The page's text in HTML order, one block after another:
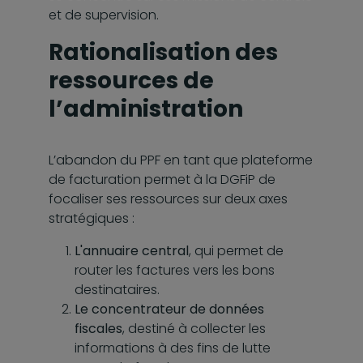
et de supervision.
Rationalisation des
ressources de
l’administration
L’abandon du PPF en tant que plateforme
de facturation permet à la DGFiP de
focaliser ses ressources sur deux axes
stratégiques :
L'annuaire central, qui permet de
router les factures vers les bons
destinataires.
Le concentrateur de données
fiscales, destiné à collecter les
informations à des fins de lutte